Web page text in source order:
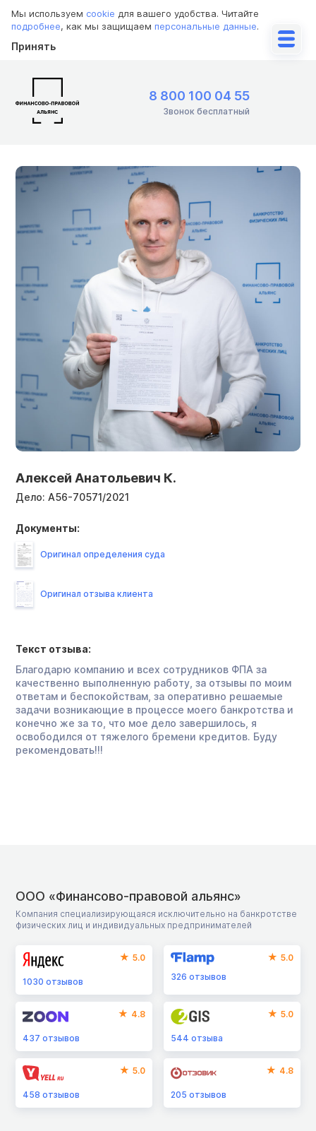
Мы используем cookie для вашего удобства. Читайте
подробнее, как мы защищаем персональные данные.
Принять
8 800 100 04 55
Звонок бесплатный
Алексей Анатольевич К.
Дело: А56-70571/2021
Текст отзыва:
Благодарю компанию и всех сотрудников ФПА за
качественно выполненную работу, за отзывы по моим
ответам и беспокойствам, за оперативно решаемые
задачи возникающие в процессе моего банкротства и
конечно же за то, что мое дело завершилось, я
освободился от тяжелого бремени кредитов. Буду
рекомендовать!!!
Документы:
Оригинал определения суда
Оригинал отзыва клиента
ООО «Финансово-правовой альянс»
Компания специализирующаяся исключительно на банкротстве
физических лиц и индивидуальных предпринимателей
5.0
1030 отзывов
5.0
326отзывов
4.8
437 отзывов
5.0
544отзыва
5.0
458 отзывов
4.8
205отзывов